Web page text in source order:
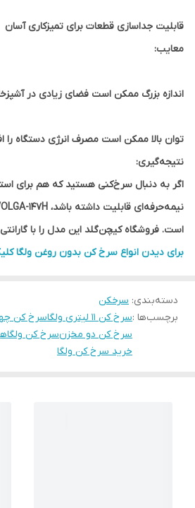
قابلیت جداسازی قطعات برای تمیزکاری آسان
معایب:
اندازه بزرگ ممکن است فضای زیادی در
توان بالا ممکن است مصرف انرژی دستگاه را
نتیجه‌گیری:
اگر به دنبال سرخ‌کنی هستید که هم برای
است. فروشگاه کیچن‌گلد این مدل را با
برای دیدن انواع سرخ کن بدون روغن ولگا
دسته‌بندی: سرخکن
برچسب‌ها :سرخ کن ۱۱ لیتری ولگا سرخ کن
سرخ کن دو مخزنسرخ کن ولگا
خرید سرخ کن ولگا